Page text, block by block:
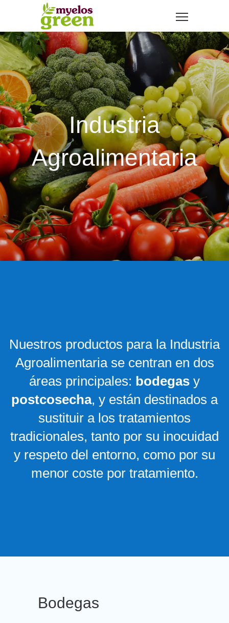
Industria
Agroalimentaria
Nuestros productos para la Industria
Agroalimentaria se centran en dos
áreas principales: bodegas y
postcosecha, y están destinados a
sustituir a los tratamientos
tradicionales, tanto por su inocuidad
y respeto del entorno, como por su
menor coste por tratamiento.
Bodegas